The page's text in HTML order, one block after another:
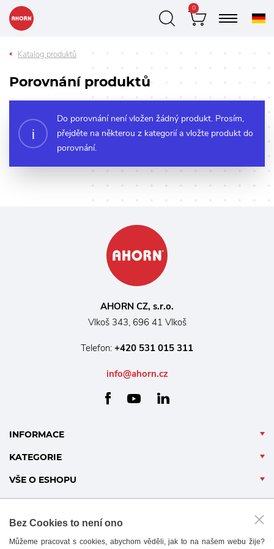
0
Katalog produktů
Porovnání produktů
Do porovnání není vložen žádný produkt. Prosím,
přejděte na některou z kategorií a vložte produkt do
porovnání.
AHORN CZ, s.r.o.
Vlkoš 343, 696 41 Vlkoš
Telefon: +420 531 015 311
info@ahorn.cz
facebook youtube
INFORMACE
KATEGORIE
VŠE O ESHOPU
Bez Cookies to není ono
Můžeme pracovat s cookies, abychom věděli, jak to na našem webu žije?